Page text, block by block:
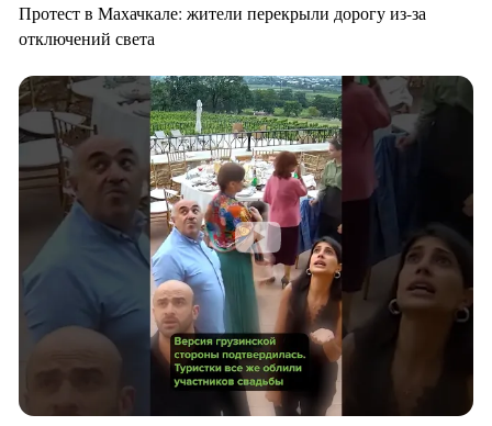
Протест в Махачкале: жители перекрыли дорогу из-за
отключений света